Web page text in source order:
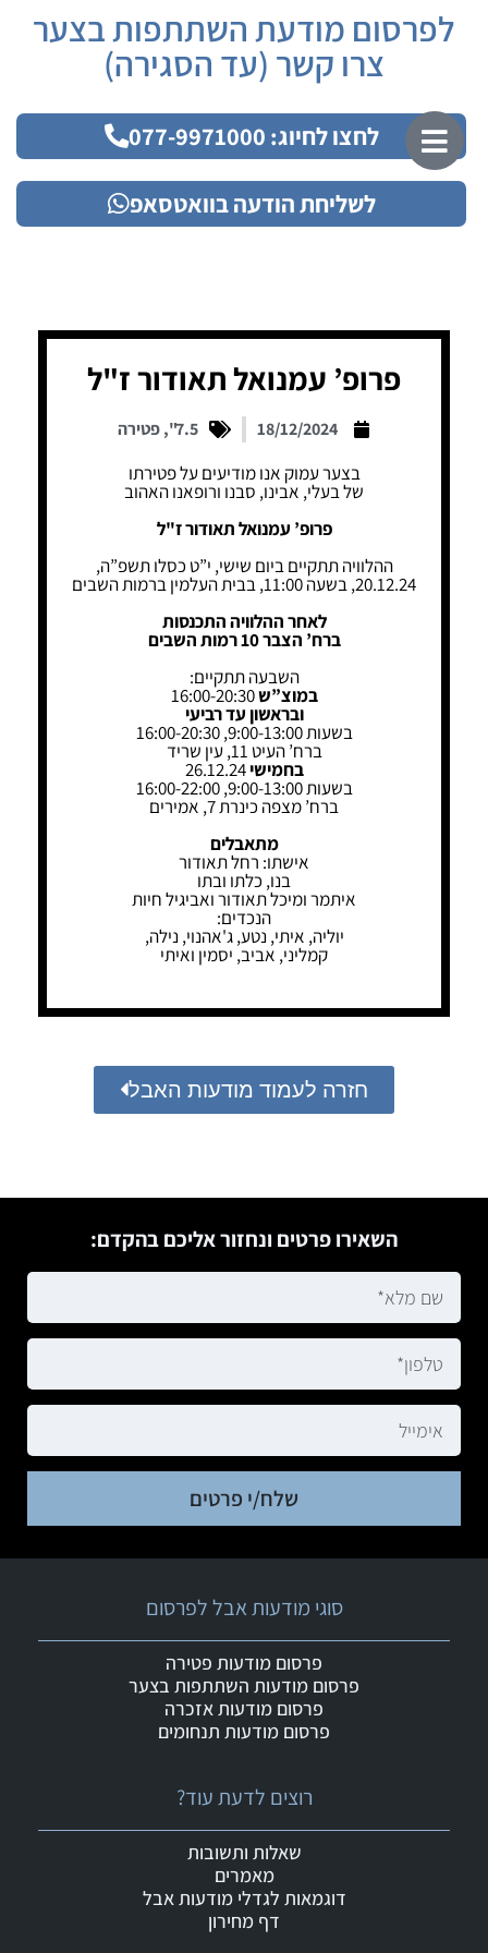
לפרסום מודעת השתתפות בצער
צרו קשר (עד הסגירה)
לחצו לחיוג: 077-9971000
לשליחת הודעה בוואטסאפ
פרופ’ עמנואל תאודור ז"ל
18/12/2024
7.5"
,פטירה
בצער עמוק אנו מודיעים על פטירתו
של בעלי, אבינו, סבנו ורופאנו האהוב
פרופ’ עמנואל תאודור ז"ל
ההלוויה תתקיים ביום שישי, י”ט כסלו תשפ”ה,
20.12.24, בשעה 11:00, בבית העלמין ברמות השבים
לאחר ההלוויה התכנסות
ברח’ הצבר 10 רמות השבים
השבעה תתקיים:
במוצ”ש16:00-20:30
ובראשון עד רביעי
בשעות 9:00-13:00, 16:00-20:30
ברח’ העיט 11, עין שריד
בחמישי26.12.24
בשעות 9:00-13:00, 16:00-22:00
ברח’ מצפה כינרת 7, אמירים
מתאבלים
אישתו: רחל תאודור
בנו, כלתו ובתו
איתמר ומיכל תאודור ואביגיל חיות
הנכדים:
יוליה, איתי, נטע, ג'אהנוי, נילה,
קמליני, אביב, יסמין ואיתי
חזרה לעמוד מודעות האבל
השאירו פרטים ונחזור אליכם בהקדם:
שלח/י פרטים
רוצים לדעת עוד?
שאלות ותשובות
מאמרים
דוגמאות לגדלי מודעות אבל
דף מחירון
סוגי מודעות אבל לפרסום
פרסום מודעות פטירה
פרסום מודעות השתתפות בצער
פרסום מודעות אזכרה
פרסום מודעות תנחומים